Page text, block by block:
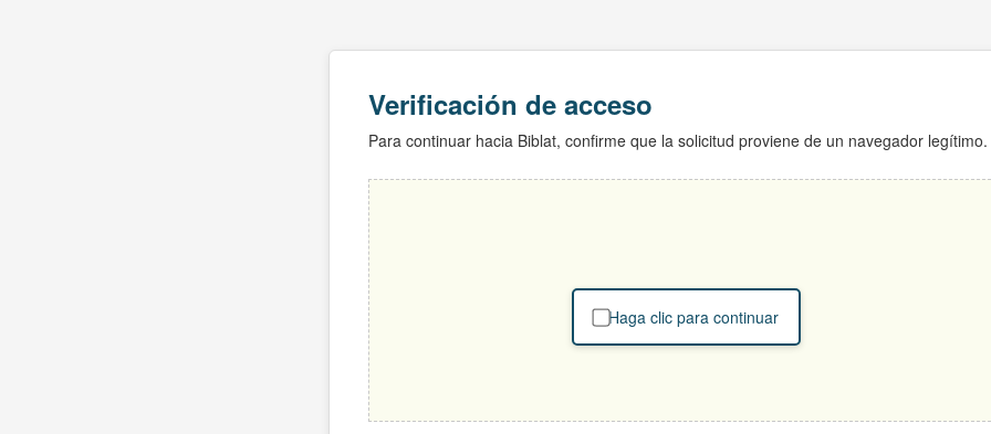
Verificación de acceso
Para continuar hacia Biblat, confirme que la solicitud proviene de un navegador legítimo.
Haga clic para continuar